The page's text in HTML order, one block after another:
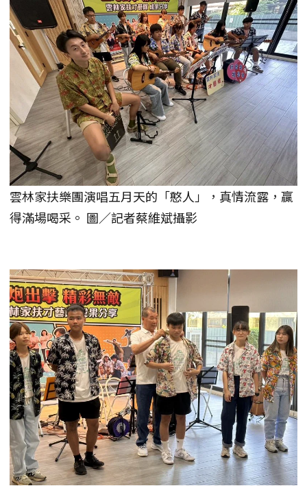
雲林家扶樂團演唱五月天的「憨人」，真情流露，贏
得滿場喝采。 圖／記者蔡維斌攝影